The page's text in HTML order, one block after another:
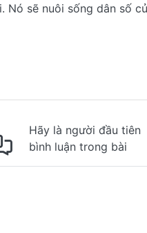
Nó sẽ nuôi sống dân số
Hãy là người đầu tiên
bình luận trong bài